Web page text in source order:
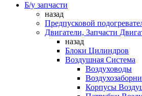
Б/у запчасти
назад
Предпусковой
Двигатели, Запчасти
назад
Блоки Цилиндров
Воздушная Система
Воздуховоды
Корпусы